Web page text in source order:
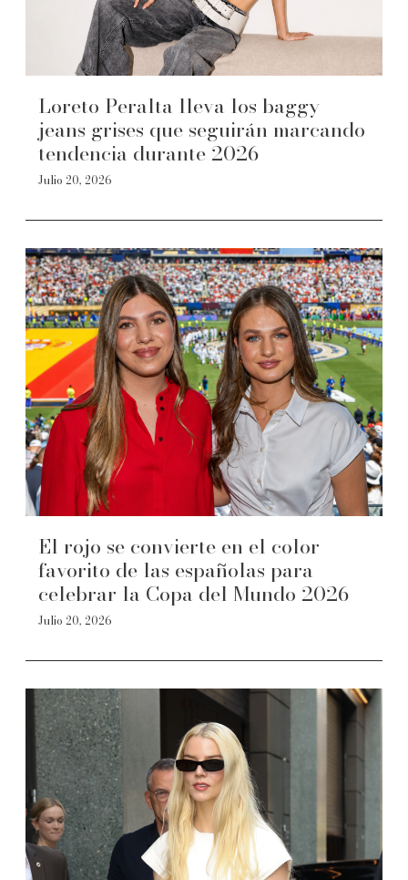
Loreto Peralta lleva los baggy
jeans grises que seguirán marcando
tendencia durante 2026
Julio 20, 2026
El rojo se convierte en el color
favorito de las españolas para
celebrar la Copa del Mundo 2026
Julio 20, 2026